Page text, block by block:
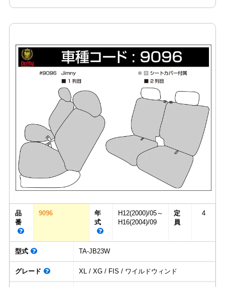
品
番
9096
年
式
H12(2000)/05～
H16(2004)/09
定
員
4
型式 TA-JB23W
グレード XL / XG / FIS / ワイルドウィンド